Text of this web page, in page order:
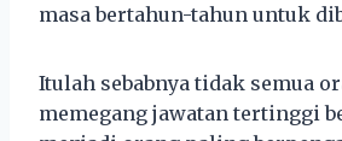
masa bertahun-tahun untuk
Itulah sebabnya tidak semua
memegang jawatan tertinggi